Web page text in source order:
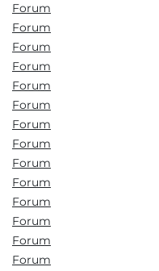
Forum
Forum
Forum
Forum
Forum
Forum
Forum
Forum
Forum
Forum
Forum
Forum
Forum
Forum